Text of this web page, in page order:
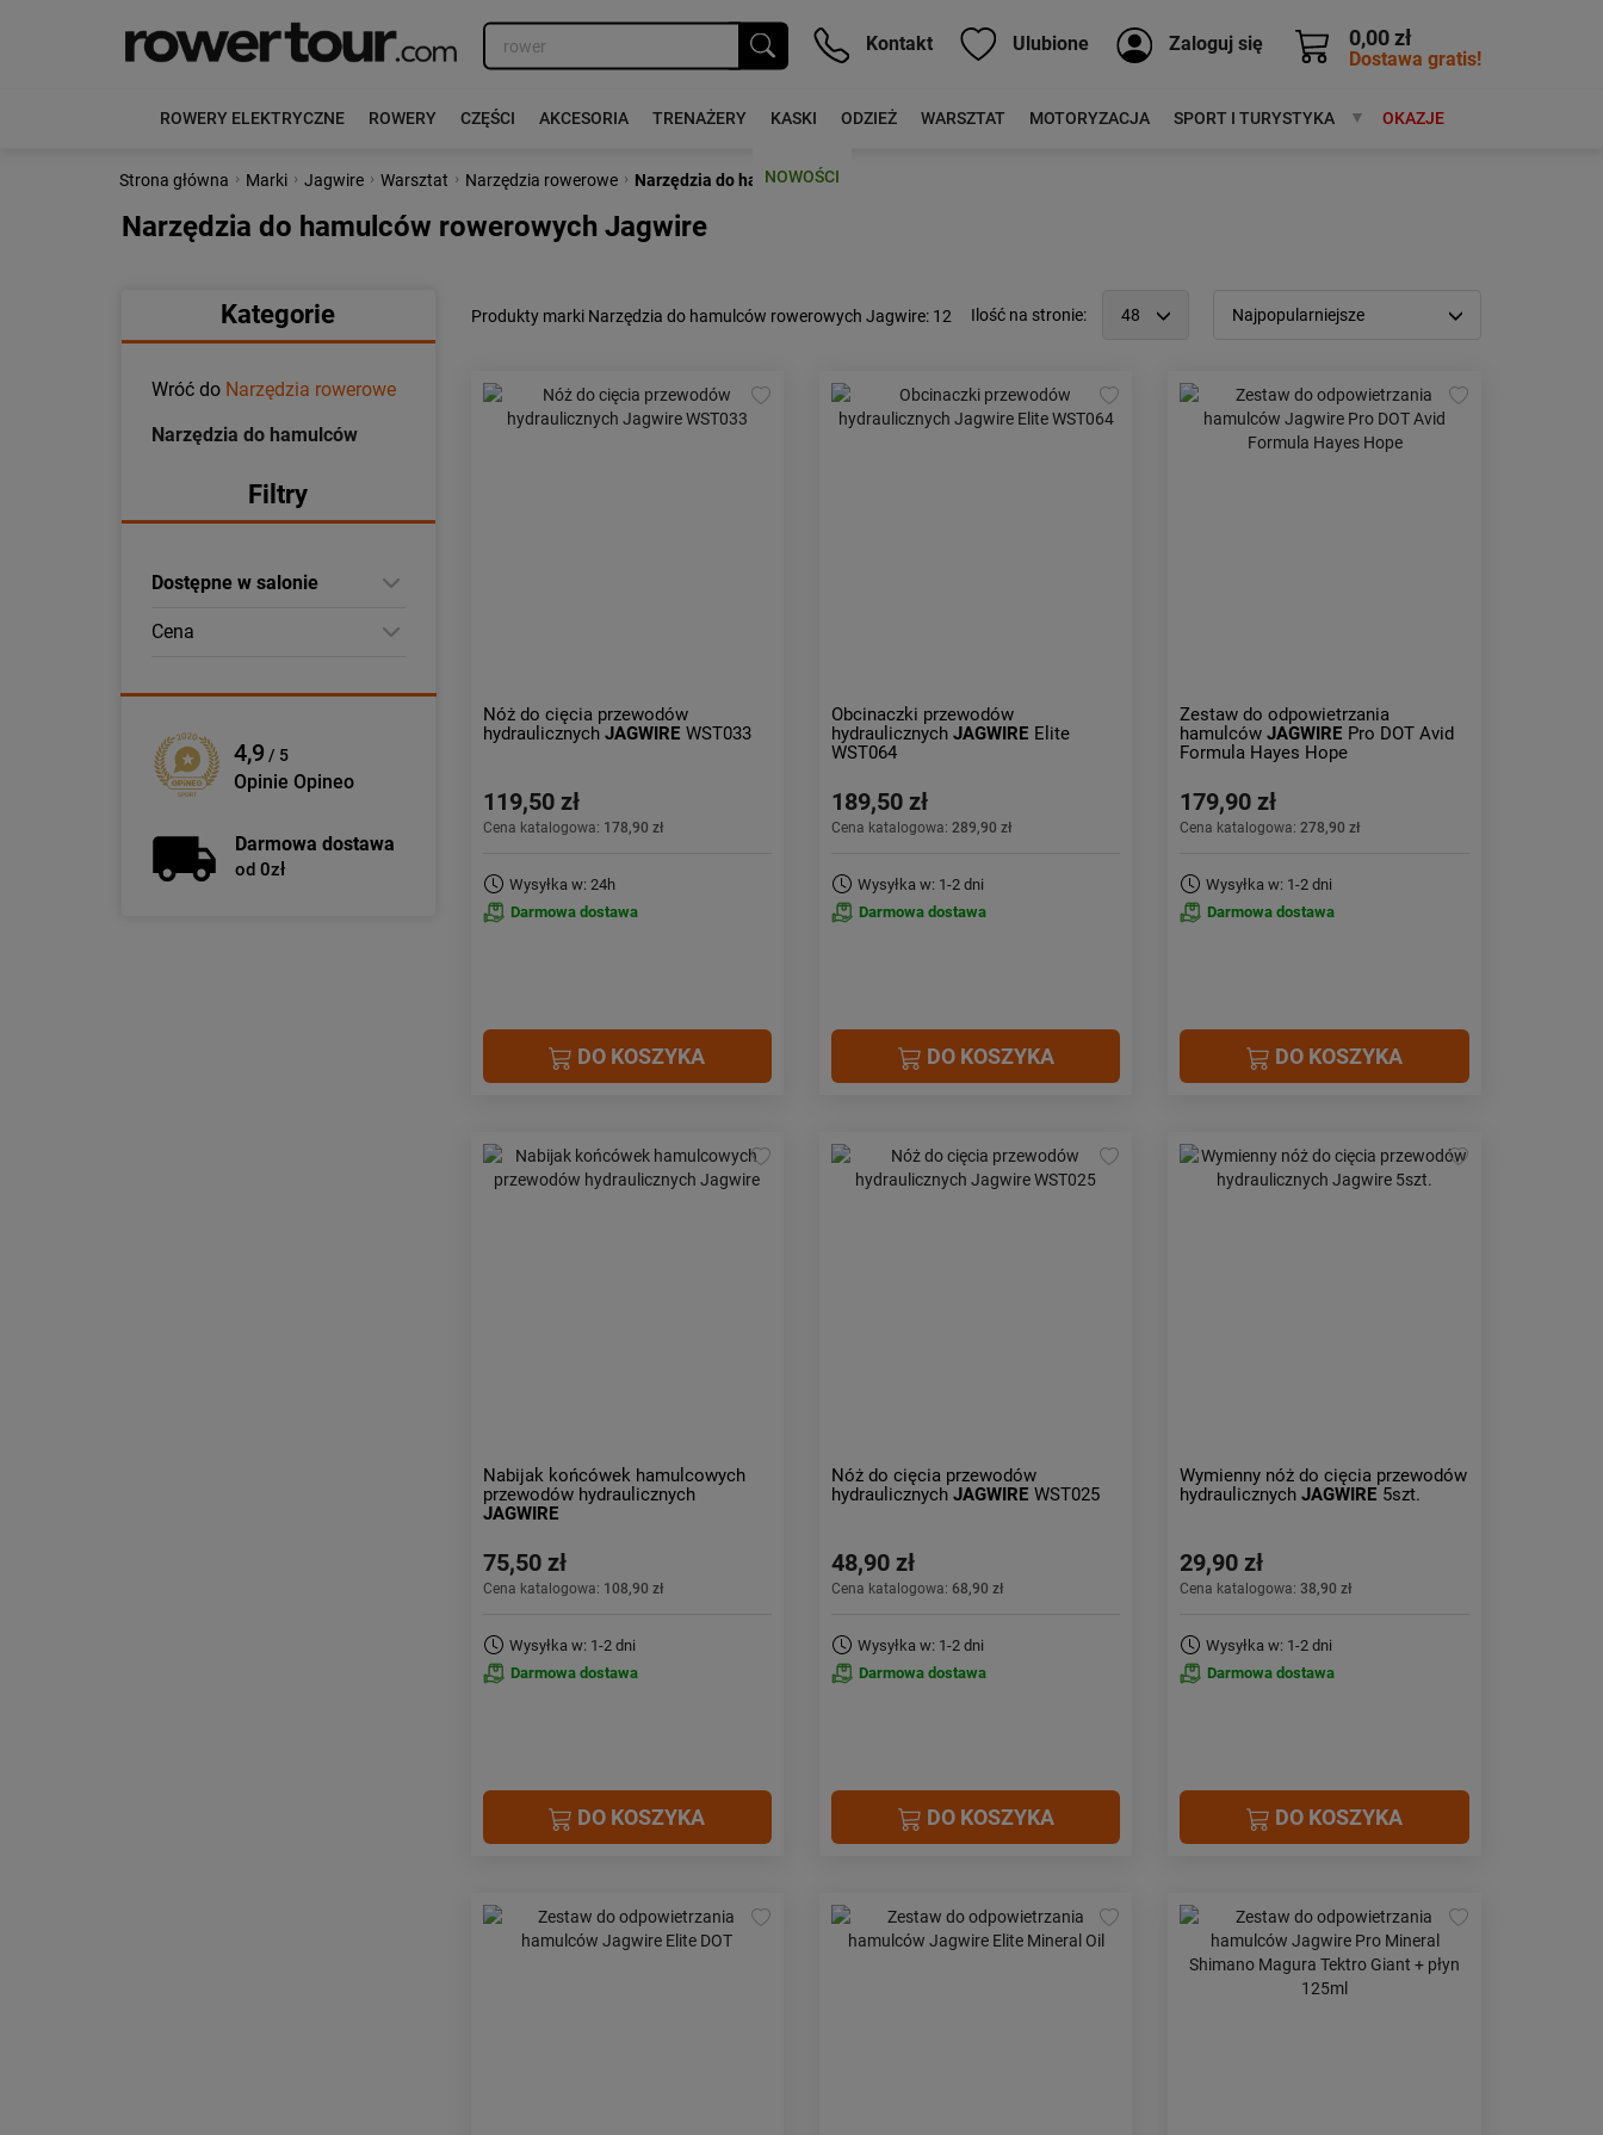
0,00 zł
Dostawa gratis!
Kontakt Ulubione Zaloguj się
ROWERY ELEKTRYCZNE ROWERY CZĘŚCI AKCESORIA TRENAŻERY KASKI ODZIEŻ WARSZTAT MOTORYZACJA SPORT I TURYSTYKA MARKIOKAZJE
NOWOŚCI
Strona główna › Marki › Jagwire › Warsztat › Narzędzia rowerowe › Narzędzia do hamulców
Narzędzia do hamulców rowerowych Jagwire
Ilość na stronie: 48 Najpopularniejsze
Cena:
od najniższej
od najwyższej
Kategorie
Wróć do Narzędzia rowerowe
Narzędzia do hamulców
Filtry
Dostępne w salonie
Cena
4,9 / 5
Opinie Opineo
Darmowa dostawa
od 0zł
Produkty marki Narzędzia do hamulców rowerowych Jagwire: 12
Nóż do cięcia przewodów
hydraulicznych JAGWIRE WST033
119,50 zł
Cena katalogowa: 178,90 zł
Wysyłka w: 24h
Darmowa dostawa
DO KOSZYKA
Obcinaczki przewodów
hydraulicznych JAGWIRE Elite
WST064
189,50 zł
Cena katalogowa: 289,90 zł
Wysyłka w: 1-2 dni
Darmowa dostawa
DO KOSZYKA
Zestaw do odpowietrzania
hamulcówJAGWIRE Pro DOT Avid
Formula Hayes Hope
179,90 zł
Cena katalogowa:278,90 zł
Wysyłka w: 1-2 dni
Darmowa dostawa
DO KOSZYKA
Nabijak końcówek hamulcowych
przewodów hydraulicznych
JAGWIRE
75,50 zł
Cena katalogowa: 108,90 zł
Wysyłka w: 1-2 dni
Darmowa dostawa
DO KOSZYKA
Nóż do cięcia przewodów
hydraulicznych JAGWIRE WST025
48,90 zł
Cena katalogowa: 68,90 zł
Wysyłka w: 1-2 dni
Darmowa dostawa
DO KOSZYKA
Wymienny nóż do cięcia przewodów
hydraulicznychJAGWIRE 5szt.
29,90 zł
Cena katalogowa:38,90 zł
Wysyłka w: 1-2 dni
Darmowa dostawa
DO KOSZYKA